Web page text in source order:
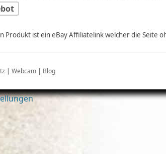
Produkt ist ein eBay Affiliatelink welcher die Seite
| Webcam | Blog